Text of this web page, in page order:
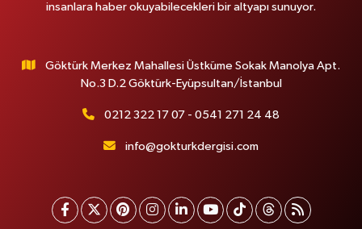
insanlara haber okuyabilecekleri bir altyapı sunuyor.
Göktürk Merkez Mahallesi Üstküme Sokak Manolya Apt.
No.3 D.2 Göktürk-Eyüpsultan/İstanbul
0212 322 17 07 - 0541 271 24 48
info@gokturkdergisi.com